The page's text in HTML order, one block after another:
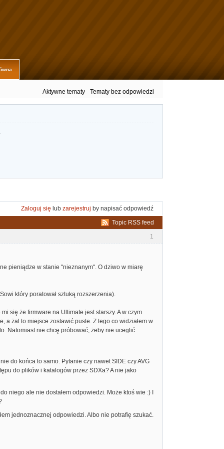
Aktywne tematy Tematy bez odpowiedzi
Zaloguj się lub zarejestruj by napisać odpowiedź
Topic RSS feed
1
pieniądze w stanie "nieznanym". O dziwo w miarę
który poratował sztuką rozszerzenia).
się że firmware na Ultimate jest starszy. A w czym
żal to miejsce zostawić puste. Z tego co widziałem w
Natomiast nie chcę próbować, żeby nie uceglić
do końca to samo. Pytanie czy nawet SIDE czy AVG
do plików i katalogów przez SDXa? A nie jako
niego ale nie dostałem odpowiedzi. Może ktoś wie :) I
jednoznacznej odpowiedzi. Albo nie potrafię szukać.